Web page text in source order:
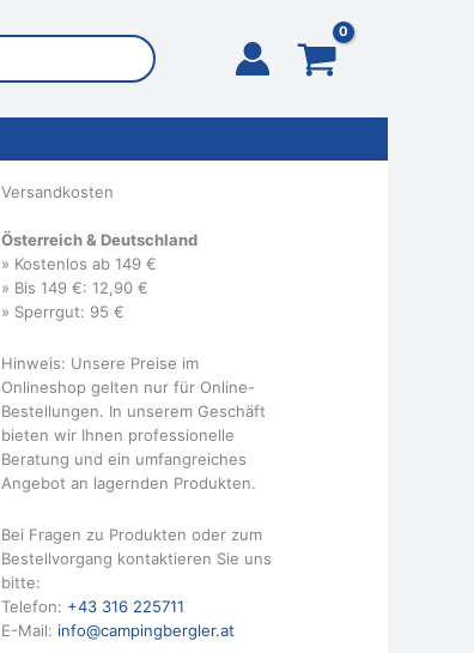
Versandkosten
Österreich & Deutschland
» Kostenlos ab 149 €
» Bis 149 €: 12,90 €
» Sperrgut: 95 €
Hinweis: Unsere Preise im
Onlineshop gelten nur für Online-
Bestellungen. In unserem Geschäft
bieten wir Ihnen professionelle
Beratung und ein umfangreiches
Angebot an lagernden Produkten.
Bei Fragen zu Produkten oder zum
Bestellvorgang kontaktieren Sie uns
bitte:
Telefon: +43 316 225711
E-Mail: info@campingbergler.at